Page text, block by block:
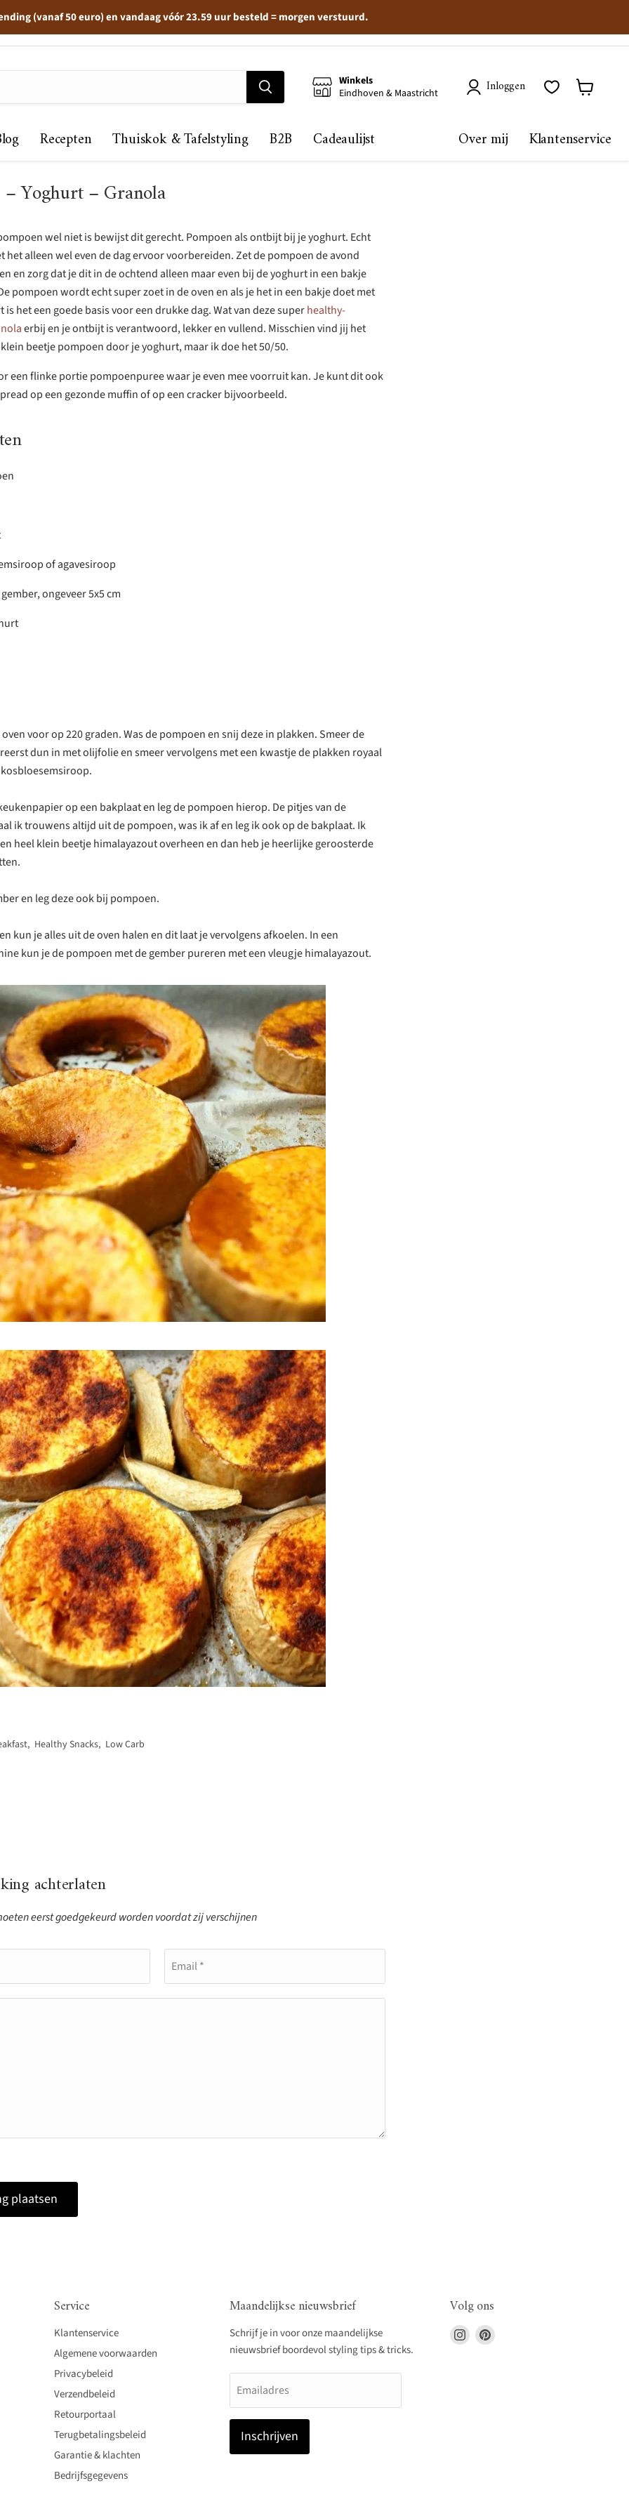
(vanaf 50 euro) en vandaag vóór 23.59 uur besteld = morgen verstuurd.
Winkels
Eindhoven & Maastricht
Inloggen
Recepten Thuiskok & Tafelstyling B2B Cadeaulijst Over mij Klantenservice
– Yoghurt – Granola
wel niet is bewijst dit gerecht. Pompoen als ontbijt bij je yoghurt. Echt
het alleen wel even de dag ervoor voorbereiden. Zet de pompoen de avond
en zorg dat je dit in de ochtend alleen maar even bij de yoghurt in een bakje
pompoen wordt echt super zoet in de oven en als je het in een bakje doet met
is het een goede basis voor een drukke dag. Wat van deze superhealthy-
erbij en je ontbijt is verantwoord, lekker en vullend. Misschien vind jij het
beetje pompoen door je yoghurt, maar ik doe het 50/50.
een flinke portie pompoenpuree waar je even mee voorruit kan. Je kunt dit ook
op een gezonde muffin of op een cracker bijvoorbeeld.
of agavesiroop
ongeveer 5x5 cm
voor op 220 graden. Was de pompoen en snij deze in plakken. Smeer de
dun in met olijfolie en smeer vervolgens met een kwastje de plakken royaal
op een bakplaat en leg de pompoen hierop. De pitjes van de
ik trouwens altijd uit de pompoen, was ik af en leg ik ook op de bakplaat. Ik
heel klein beetje himalayazout overheen en dan heb je heerlijke geroosterde
en leg deze ook bij pompoen.
kun je alles uit de oven halen en dit laat je vervolgens afkoelen. In een
kun je de pompoen met de gember pureren met een vleugje himalayazout.
, Healthy Snacks, Low Carb
achterlaten
eerst goedgekeurd worden voordat zij verschijnen
Email *
plaatsen
Service
Klantenservice
Algemene voorwaarden
Privacybeleid
Verzendbeleid
Retourportaal
Terugbetalingsbeleid
Garantie & klachten
Bedrijfsgegevens
Maandelijkse nieuwsbrief
Schrijf je in voor onze maandelijkse
nieuwsbrief boordevol styling tips & tricks.
Emailadres
Inschrijven
Volg ons
Vind
ons
Vind